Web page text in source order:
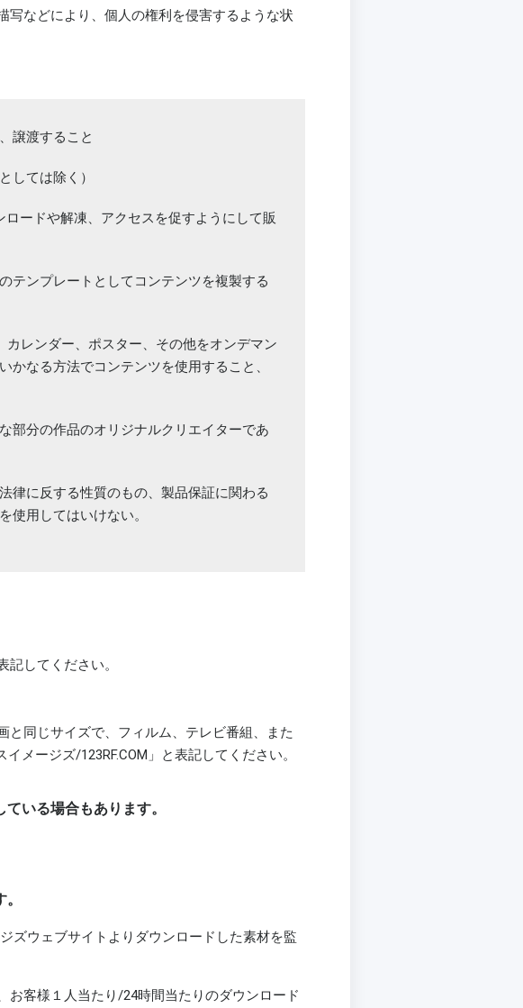
などにより、個人の権利を侵害するような状
譲渡すること
しては除く）
ードや解凍、アクセスを促すようにして販
テンプレートとしてコンテンツを複製する
レンダー、ポスター、その他をオンデマン
かなる方法でコンテンツを使用すること、
部分の作品のオリジナルクリエイターであ
律に反する性質のもの、製品保証に関わる
使用してはいけない。
してください。
同じサイズで、フィルム、テレビ番組、また
メージズ/123RF.COM」と表記してください。
いる場合もあります。
ズウェブサイトよりダウンロードした素材を監
お客様１人当たり/24時間当たりのダウンロード